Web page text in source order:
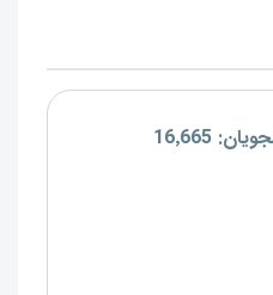
16٬665